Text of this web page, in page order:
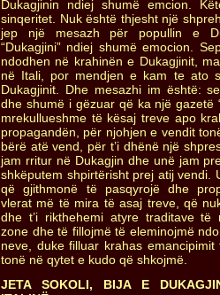
Dukagjinin ndiej shumë emcion.
sinqeritet. Nuk është thjesht një
jep një mesazh për popullin e
“Dukagjini” ndiej shumë emocion.
ndodhen në krahinën e Dukagjinit,
në Itali, por mendjen e kam te ato
Dukagjinit. Dhe mesazhi im është:
dhe shumë i gëzuar që ka një gazetë
mrekullueshme të kësaj treve apo
propagandën, për njohjen e vendit
bërë atë vend, për t’i dhënë një
jam rritur në Dukagjin dhe unë jam
shkëputem shpirtërisht prej atij vendi.
që gjithmonë të pasqyrojë dhe
vlerat më të mira të asaj treve, që
dhe t’i rikthehemi atyre traditave të
zone dhe të fillojmë të eleminojmë
neve, duke filluar krahas
tonë në qytet e kudo që shkojmë.
JETA SOKOLI, BIJA E